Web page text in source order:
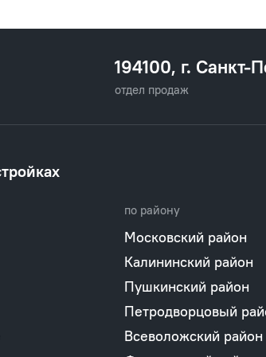
194100, г.
отдел продаж
по району
Московский район
Калининский район
Пушкинский район
Петродворцовый
Всеволожский район